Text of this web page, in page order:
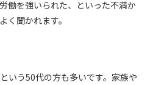
働を強いられた、といった不満か
く聞かれます。
いう50代の方も多いです。家族や